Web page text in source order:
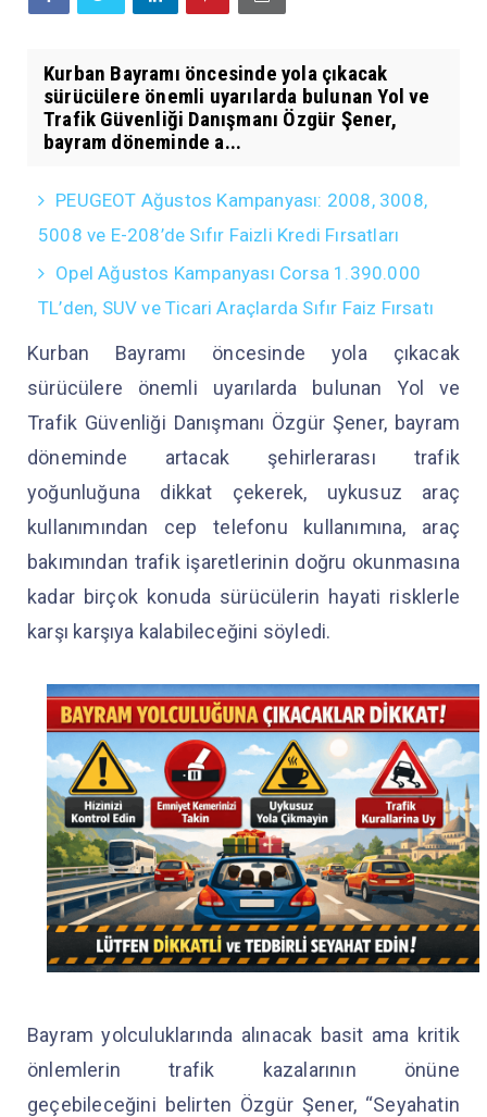
Kurban Bayramı öncesinde yola çıkacak
sürücülere önemli uyarılarda bulunan Yol ve
Trafik Güvenliği Danışmanı Özgür Şener,
bayram döneminde a...
PEUGEOT Ağustos Kampanyası: 2008, 3008,
5008 ve E-208’de Sıfır Faizli Kredi Fırsatları
Opel Ağustos Kampanyası Corsa 1.390.000
TL’den, SUV ve Ticari Araçlarda Sıfır Faiz Fırsatı
Kurban Bayramı öncesinde yola çıkacak
sürücülere önemli uyarılarda bulunan Yol ve
Trafik Güvenliği Danışmanı Özgür Şener, bayram
döneminde artacak şehirlerarası trafik
yoğunluğuna dikkat çekerek, uykusuz araç
kullanımından cep telefonu kullanımına, araç
bakımından trafik işaretlerinin doğru okunmasına
kadar birçok konuda sürücülerin hayati risklerle
karşı karşıya kalabileceğini söyledi.
Bayram yolculuklarında alınacak basit ama kritik
önlemlerin trafik kazalarının önüne
geçebileceğini belirten Özgür Şener, “Seyahatin